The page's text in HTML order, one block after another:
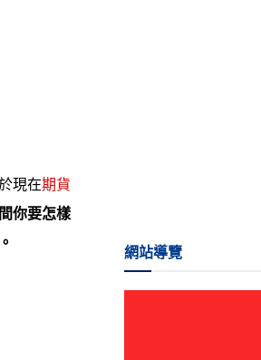
現在期貨
你要怎樣
網站導覽